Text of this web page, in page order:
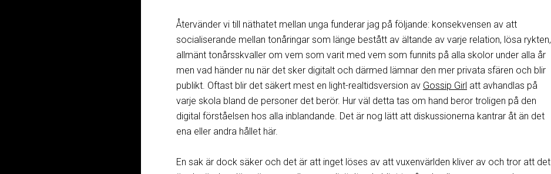
Återvänder vi till näthatet mellan unga funderar jag på följande: konsekvensen av att
socialiserande mellan tonåringar som länge bestått av ältande av varje relation, lösa rykten,
allmänt tonårsskvaller om vem som varit med vem som funnits på alla skolor under alla år
men vad händer nu när det sker digitalt och därmed lämnar den mer privata sfären och blir
publikt. Oftast blir det säkert mest en light-realtidsversion av Gossip Girl att avhandlas på
varje skola bland de personer det berör. Hur väl detta tas om hand beror troligen på den
digital förståelsen hos alla inblandande. Det är nog lätt att diskussionerna kantrar åt än det
ena eller andra hållet här.
En sak är dock säker och det är att inget löses av att vuxenvärlden kliver av och tror att det